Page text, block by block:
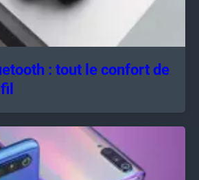
: tout le confort de